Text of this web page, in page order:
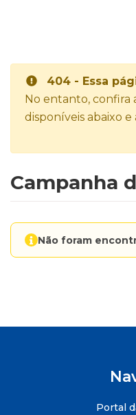
404 - Essa
No entanto, confira
disponíveis abaixo e
Campanha
Não foram
Portal